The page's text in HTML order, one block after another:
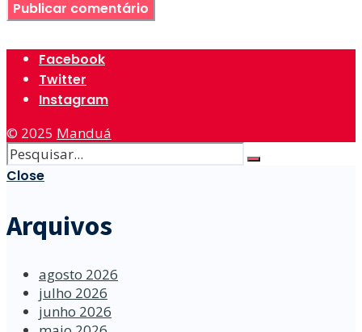
Facebook
Twitter
Instagram
© 2025 Manduá
Close
Arquivos
agosto 2026
julho 2026
junho 2026